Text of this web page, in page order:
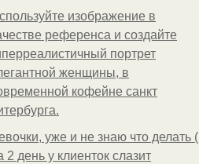
изображение в
референса и создайте
портрет
женщины, в
кофейне санкт
уже и не знаю что делать (
2 день у клиенток слазит